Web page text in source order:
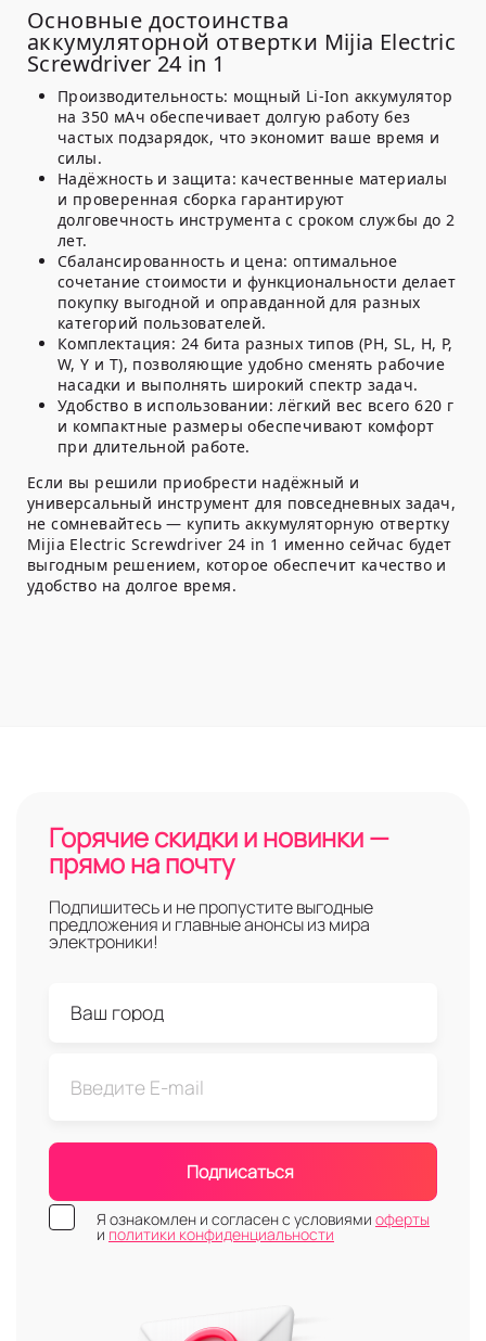
Основные достоинства
аккумуляторной отвертки Mijia Electric
Screwdriver 24 in 1
Производительность: мощный Li-Ion аккумулятор
на 350 мАч обеспечивает долгую работу без
частых подзарядок, что экономит ваше время и
силы.
Надёжность и защита: качественные материалы
и проверенная сборка гарантируют
долговечность инструмента с сроком службы до 2
лет.
Сбалансированность и цена: оптимальное
сочетание стоимости и функциональности делает
покупку выгодной и оправданной для разных
категорий пользователей.
Комплектация: 24 бита разных типов (PH, SL, H, P,
W, Y и T), позволяющие удобно сменять рабочие
насадки и выполнять широкий спектр задач.
Удобство в использовании: лёгкий вес всего 620 г
и компактные размеры обеспечивают комфорт
при длительной работе.
Если вы решили приобрести надёжный и
универсальный инструмент для повседневных задач,
не сомневайтесь — купить аккумуляторную отвертку
Mijia Electric Screwdriver 24 in 1 именно сейчас будет
выгодным решением, которое обеспечит качество и
удобство на долгое время.
Горячие скидки и новинки —
прямо на почту
Подпишитесь и не пропустите выгодные
предложения и главные анонсы из мира
электроники!
Подписаться
Я ознакомлен и согласен с условиями оферты
и политики конфиденциальности